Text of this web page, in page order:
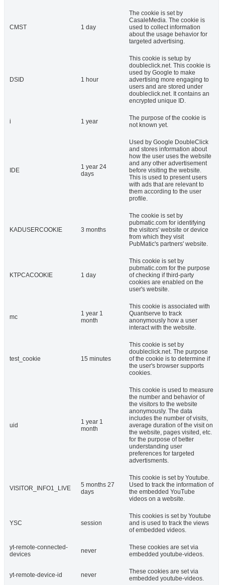
CMST 1 day
The cookie is set by
CasaleMedia. The cookie is
used to collect information
about the usage behavior for
targeted advertising.
DSID 1 hour
This cookie is setup by
doubleclick.net. This cookie is
used by Google to make
advertising more engaging to
users and are stored under
doubleclick.net. It contains an
encrypted unique ID.
i 1 year
The purpose of the cookie is
not known yet.
IDE
1 year 24
days
Used by Google DoubleClick
and stores information about
how the user uses the website
and any other advertisement
before visiting the website.
This is used to present users
with ads that are relevant to
them according to the user
profile.
KADUSERCOOKIE 3 months
The cookie is set by
pubmatic.com for identifying
the visitors' website or device
from which they visit
PubMatic's partners' website.
KTPCACOOKIE 1 day
This cookie is set by
pubmatic.com for the purpose
of checking if third-party
cookies are enabled on the
user's website.
mc
1 year 1
month
This cookie is associated with
Quantserve to track
anonymously how a user
interact with the website.
test_cookie 15 minutes
This cookie is set by
doubleclick.net. The purpose
of the cookie is to determine if
the user's browser supports
cookies.
uid
1 year 1
month
This cookie is used to measure
the number and behavior of
the visitors to the website
anonymously. The data
includes the number of visits,
average duration of the visit on
the website, pages visited, etc.
for the purpose of better
understanding user
preferences for targeted
advertisments.
VISITOR_INFO1_LIVE
5 months 27
days
This cookie is set by Youtube.
Used to track the information of
the embedded YouTube
videos on a website.
YSC session
This cookies is set by Youtube
and is used to track the views
of embedded videos.
yt-remote-connected-
devices
never
These cookies are set via
embedded youtube-videos.
yt-remote-device-id never
These cookies are set via
embedded youtube-videos.